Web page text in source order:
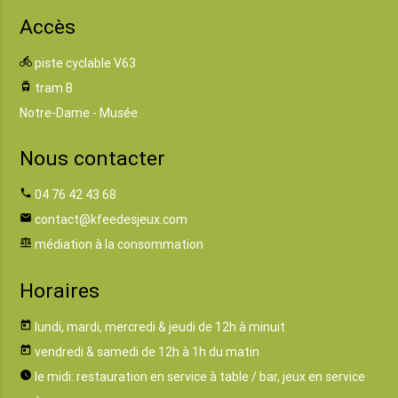
Accès
directions_bike piste cyclable V63
tram tram B
Notre-Dame - Musée
Nous contacter
phone 04 76 42 43 68
email contact@kfeedesjeux.com
balance médiation à la consommation
Horaires
today lundi, mardi, mercredi & jeudi de 12h à minuit
today vendredi & samedi de 12h à 1h du matin
watch_later le midi: restauration en service à table / bar, jeux en service